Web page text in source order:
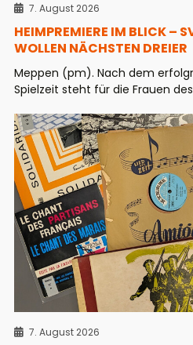
7. August 2026
HEIMPREMIERE IM BLICK –
WOLLEN NÄCHSTEN DREIER
Meppen (pm). Nach dem
Spielzeit steht für die Frauen des
7. August 2026